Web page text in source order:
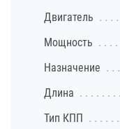
Двигатель
Мощность
Назначение
Длина
Тип КПП